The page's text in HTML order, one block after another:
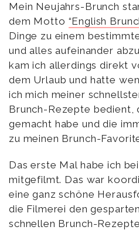
Mein Neujahrs-Brunch
dem Motto “English
Dinge zu einem
und alles aufeinander
kam ich allerdings direkt
dem Urlaub und hatte
ich mich meiner
Brunch-Rezepte bedient,
gemacht habe und die
zu meinen Brunch-
Das erste Mal habe ich
mitgefilmt. Das war
eine ganz schöne
die Filmerei den
schnellen Brunch-